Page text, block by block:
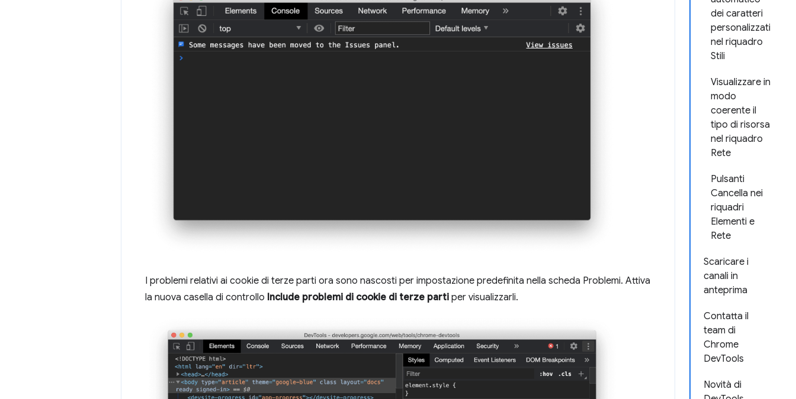
dei caratteri
personalizzati
nel riquadro
Stili
Visualizzare in
modo
coerente il
tipo di risorsa
nel riquadro
Rete
Pulsanti
Cancella nei
riquadri
Elementi e
Rete
Scaricare i
canali in
anteprima
Contatta il
team di
Chrome
DevTools
Novità di
I problemi relativi ai cookie di terze parti ora sono nascosti per impostazione predefinita nella scheda Problemi. Attiva
la nuova casella di controllo Include problemi di cookie di terze parti per visualizzarli.